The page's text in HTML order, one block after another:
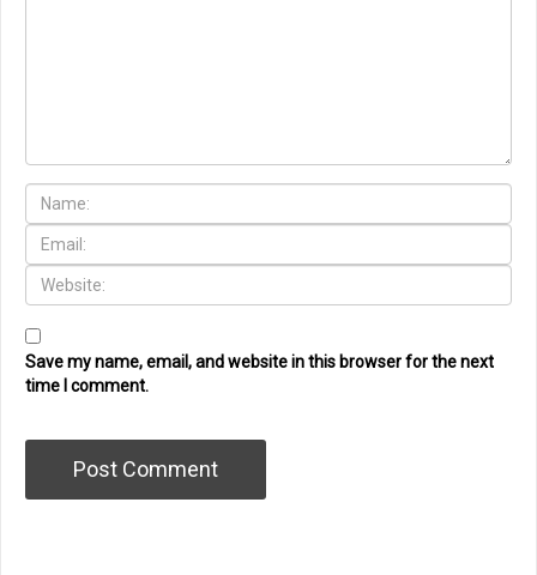
Save my name, email, and website in this browser for the next
time I comment.